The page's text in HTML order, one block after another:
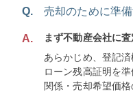
Q. 売却のために準
A.
まず不動産会社に査
あらかじめ、登記
ローン残高証明を
関係・売却希望価